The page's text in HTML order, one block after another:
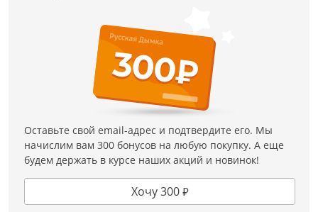
Оставьте свой email-адрес и подтвердите его. Мы
начислим вам 300 бонусов на любую покупку. А еще
будем держать в курсе наших акций и новинок!
Хочу 300 ₽